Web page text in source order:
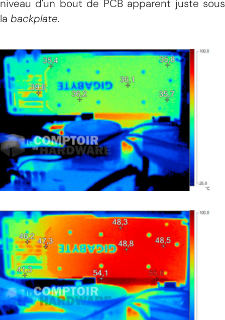
niveau d'un bout de PCB apparent juste sous
la backplate.